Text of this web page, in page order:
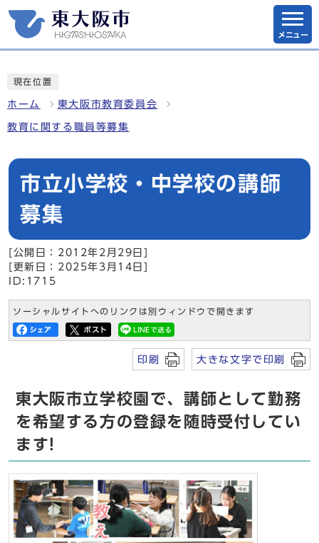
メニュー
現在位置
ホーム 東大阪市教育委員会
教育に関する職員等募集
市立小学校・中学校の講師
募集
[公開日：2012年2月29日]
[更新日：2025年3月14日]
ID:1715
ソーシャルサイトへのリンクは別ウィンドウで開きます
印刷 大きな文字で印刷
東大阪市立学校園で、講師として勤務
を希望する方の登録を随時受付してい
ます!